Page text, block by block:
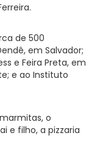
de 500
em Salvador;
e Feira Preta, em
e ao Instituto
o
e filho, a pizzaria